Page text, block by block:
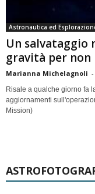
Astronautica ed
Un salvataggio
gravità per
Marianna Michelagnoli -
Risale a qualche giorno fa
aggiornamenti
Mission)